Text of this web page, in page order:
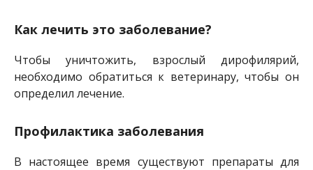
Как лечить это заболевание?
Чтобы уничтожить, взрослый дирофилярий,
необходимо обратиться к ветеринару, чтобы он
определил лечение.
Профилактика заболевания
В настоящее время существуют препараты для